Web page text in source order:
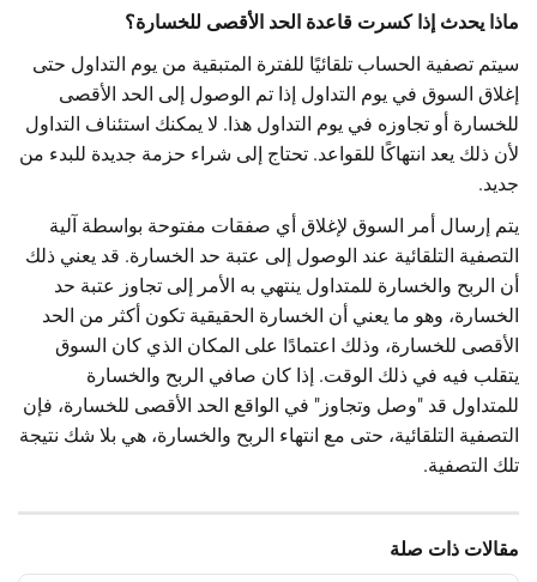
ماذا يحدث إذا كسرت قاعدة الحد الأقصى للخسارة؟
سيتم تصفية الحساب تلقائيًا للفترة المتبقية من يوم التداول حتى
إغلاق السوق في يوم التداول إذا تم الوصول إلى الحد الأقصى
للخسارة أو تجاوزه في يوم التداول هذا. لا يمكنك استئناف التداول
لأن ذلك يعد انتهاكًا للقواعد. تحتاج إلى شراء حزمة جديدة للبدء من
جديد.
يتم إرسال أمر السوق لإغلاق أي صفقات مفتوحة بواسطة آلية
التصفية التلقائية عند الوصول إلى عتبة حد الخسارة. قد يعني ذلك
أن الربح والخسارة للمتداول ينتهي به الأمر إلى تجاوز عتبة حد
الخسارة، وهو ما يعني أن الخسارة الحقيقية تكون أكثر من الحد
الأقصى للخسارة، وذلك اعتمادًا على المكان الذي كان السوق
يتقلب فيه في ذلك الوقت. إذا كان صافي الربح والخسارة
للمتداول قد "وصل وتجاوز" في الواقع الحد الأقصى للخسارة، فإن
التصفية التلقائية، حتى مع انتهاء الربح والخسارة، هي بلا شك نتيجة
تلك التصفية.
مقالات ذات صلة